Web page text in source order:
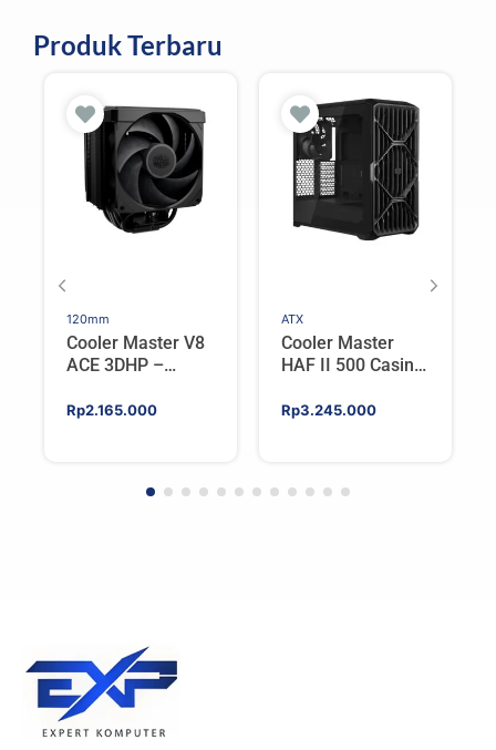
Produk Terbaru
120mm
Cooler Master V8
ACE 3DHP –
Tower CPU Cooler
Rp2.165.000
ATX
Cooler Master
HAF II 500 Casing
Tower ATX
Rp3.245.000